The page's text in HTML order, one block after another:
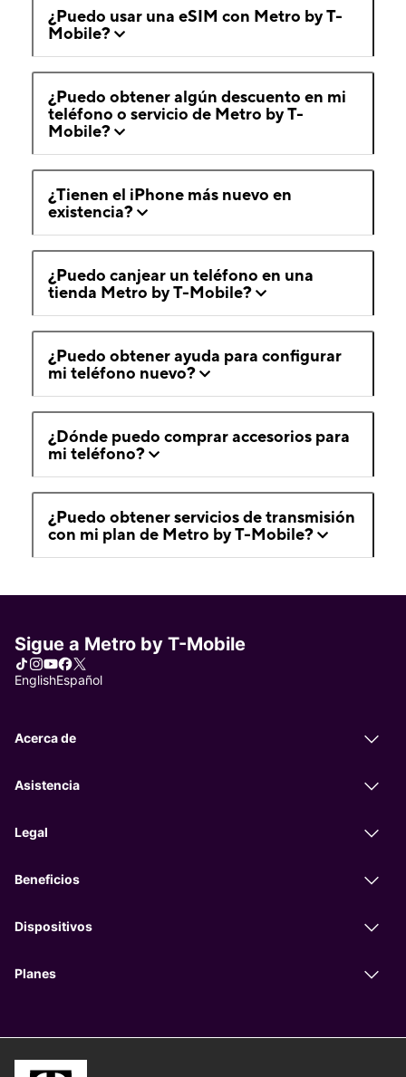
¿Puedo usar una eSIM con Metro by T-
Mobile?
¿Puedo obtener algún descuento en mi
teléfono o servicio de Metro by T-
Mobile?
¿Tienen el iPhone más nuevo en
existencia?
¿Puedo canjear un teléfono en una
tienda Metro by T-Mobile?
¿Puedo obtener ayuda para configurar
mi teléfono nuevo?
¿Dónde puedo comprar accesorios para
mi teléfono?
¿Puedo obtener servicios de transmisión
con mi plan de Metro by T-Mobile?